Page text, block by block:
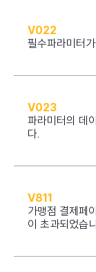
V022
필수파라미터
V023
파라미터의 데
다.
V811
가맹점 결제페
이 초과되었습